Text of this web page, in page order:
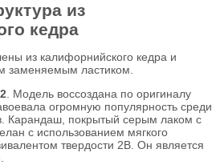
из
кедра
из калифорнийского кедра и
заменяемым ластиком.
. Модель воссоздана по оригиналу
огромную популярность среди
Карандаш, покрытый серым лаком с
с использованием мягкого
твердости 2B. Он является